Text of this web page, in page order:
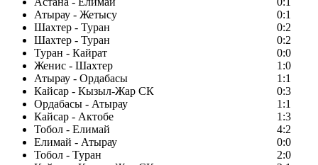
Атырау - Жетысу
0:1
Шахтер - Туран
0:2
Шахтер - Туран
0:2
Туран - Кайрат
0:0
Женис - Шахтер
1:0
Атырау - Ордабасы
1:1
Кайсар - Кызыл-Жар СК
0:3
Ордабасы - Атырау
1:1
Кайсар - Актобе
1:3
Тобол - Елимай
4:2
Елимай - Атырау
0:0
Тобол - Туран
2:0